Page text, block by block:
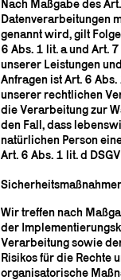
Nach Maßgabe des
Datenverarbeitungen
genannt wird, gilt
6 Abs. 1 lit. a und Art.
unserer Leistungen
Anfragen ist Art. 6
unserer rechtlichen
die Verarbeitung zur
den Fall, dass
natürlichen Person
Art. 6 Abs. 1 lit. d
Wir treffen nach
der
Verarbeitung sowie
Risikos für die Rechte
organisatorische